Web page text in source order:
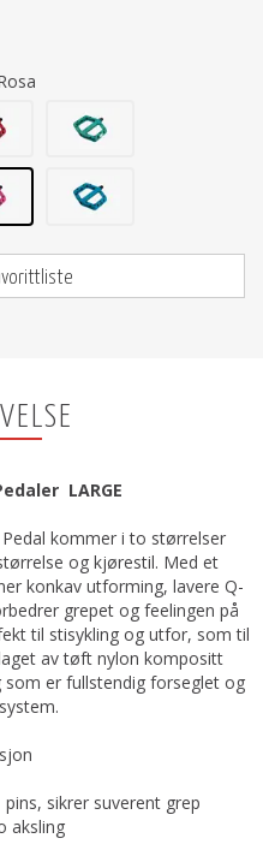
LARGE
kommer i to størrelser
og kjørestil. Med et
konkav utforming, lavere Q-
grepet og feelingen på
til stisykling og utfor, som til
av tøft nylon kompositt
er fullstendig forseglet og
sikrer suverent grep
aksling